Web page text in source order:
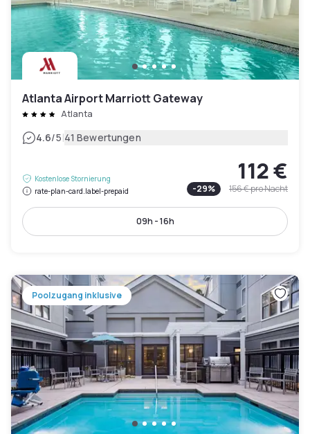
Atlanta Airport Marriott Gateway
Atlanta
4.6/5|41 Bewertungen
Kostenlose Stornierung
rate-plan-card.label-prepaid
112 €
-29% 156 €pro Nacht
09h - 16h
Poolzugang inklusive